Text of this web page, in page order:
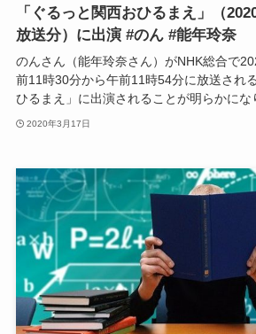
「ぐるっと関西おひるまえ」（
放送分）に出演 #のん #能年玲奈
のんさん（能年玲奈さん）がNHK総合で
前11時30分から午前11時54分に放送され
ひるまえ」に出演されることが明らかにな
2020年3月17日